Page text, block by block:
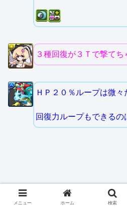
３種回復が３Ｔで撃てち
ＨＰ２０％ループは微
回復力ループもできる
メニュー ホーム 検索